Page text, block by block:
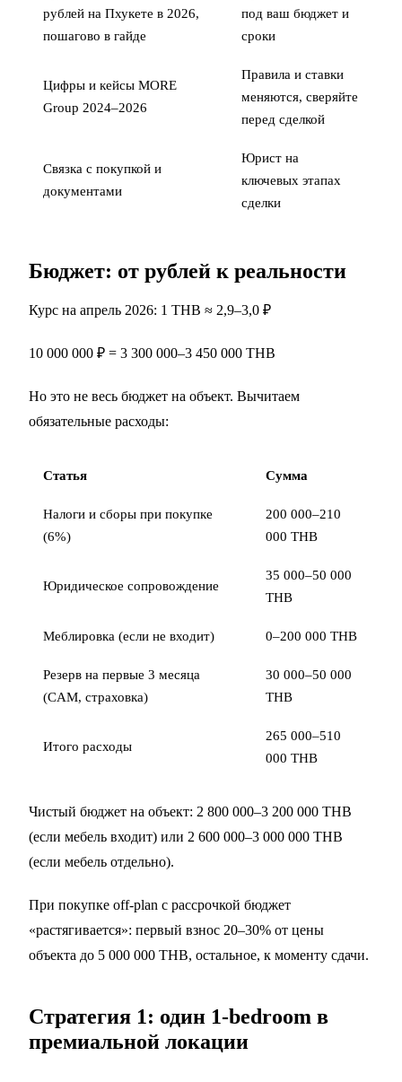
рублей на Пхукете в 2026,
пошагово в гайде
под ваш бюджет и
сроки
Цифры и кейсы MORE
Group 2024–2026
Правила и ставки
меняются, сверяйте
перед сделкой
Связка с покупкой и
документами
Юрист на
ключевых этапах
сделки
Бюджет: от рублей к реальности
Курс на апрель 2026: 1 THB ≈ 2,9–3,0 ₽
10 000 000 ₽ = 3 300 000–3 450 000 THB
Но это не весь бюджет на объект. Вычитаем
обязательные расходы:
Статья Сумма
Налоги и сборы при покупке
(6%)
200 000–210
000 THB
Юридическое сопровождение
35 000–50 000
THB
Меблировка (если не входит) 0–200 000 THB
Резерв на первые 3 месяца
(CAM, страховка)
30 000–50 000
THB
Итого расходы
265 000–510
000 THB
Чистый бюджет на объект: 2 800 000–3 200 000 THB
(если мебель входит) или 2 600 000–3 000 000 THB
(если мебель отдельно).
При покупке off-plan с рассрочкой бюджет
«растягивается»: первый взнос 20–30% от цены
объекта до 5 000 000 THB, остальное, к моменту сдачи.
Стратегия 1: один 1-bedroom в
премиальной локации